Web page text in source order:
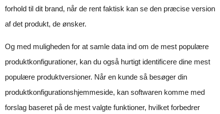
forhold til dit brand, når de rent faktisk kan se den præcise version
af det produkt, de ønsker.
Og med muligheden for at samle data ind om de mest populære
produktkonfigurationer, kan du også hurtigt identificere dine mest
populære produktversioner. Når en kunde så besøger din
produktkonfigurationshjemmeside, kan softwaren komme med
forslag baseret på de mest valgte funktioner, hvilket forbedrer